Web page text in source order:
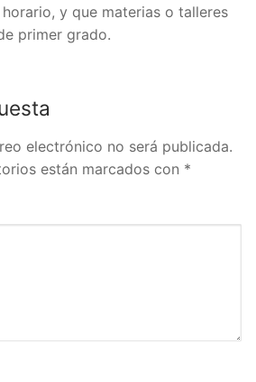
y que materias o talleres
primer grado.
electrónico no será publicada.
están marcados con *